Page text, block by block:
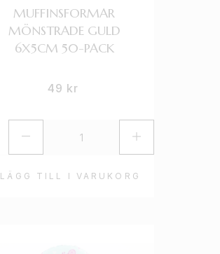
LÄGG TILL I VARUKORG
MUFFINSFORMAR
MÖNSTRADE GULD
6X5CM 50-PACK
49 kr